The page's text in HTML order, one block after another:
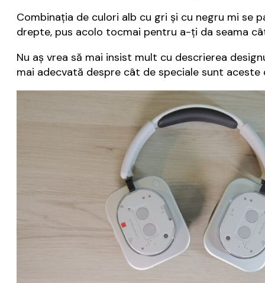
Combinația de culori alb cu gri și cu negru mi se
drepte, pus acolo tocmai pentru a-ți da seama
Nu aș vrea să mai insist mult cu descrierea
mai adecvată despre cât de speciale sunt aceste